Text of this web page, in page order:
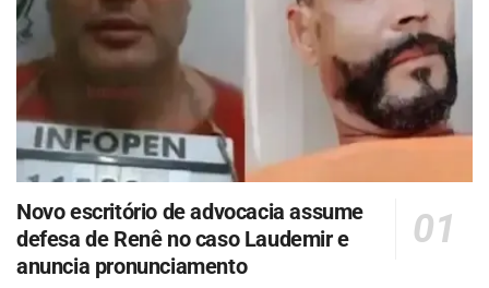
Novo escritório de advocacia assume
defesa de Renê no caso Laudemir e
anuncia pronunciamento